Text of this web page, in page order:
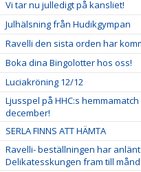
Vi tar nu julledigt på kansliet!
Julhälsning från Hudikgympan
Ravelli den sista orden har
Boka dina Bingolotter hos oss!
Luciakröning 12/12
Ljusspel på HHC:s
december!
SERLA FINNS ATT HÄMTA
Ravelli- beställningen har anlänt
Delikatesskungen fram till